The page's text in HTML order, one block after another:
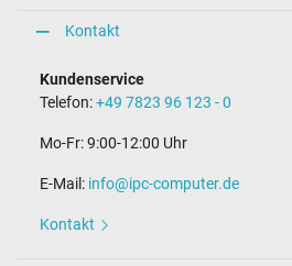
Kontakt
Kundenservice
Telefon:+49 7823 96 123 - 0
Mo-Fr: 9:00-12:00 Uhr
E-Mail: info@ipc-computer.de
Kontakt